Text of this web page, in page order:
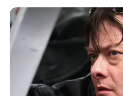
INSPIRASI
SERIES
NGAKAK
QUOTES